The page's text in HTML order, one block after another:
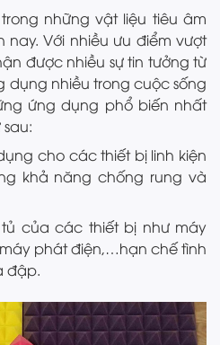
những vật liệu tiêu âm
Với nhiều ưu điểm vượt
được nhiều sự tin tưởng từ
dụng nhiều trong cuộc sống
ứng dụng phổ biến nhất
cho các thiết bị linh kiện
khả năng chống rung và
của các thiết bị như máy
phát điện,…hạn chế tình
đập.